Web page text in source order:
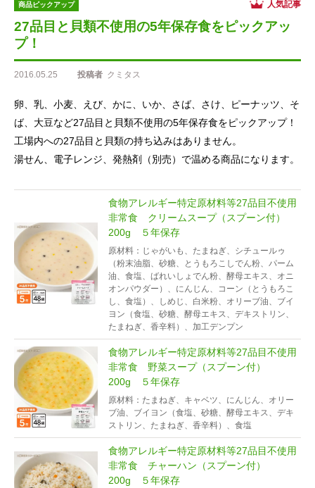
商品ピックアップ 人気記事
27品目と貝類不使用の5年保存食をピックアッ
プ！
2016.05.25 投稿者 クミタス
卵、乳、小麦、えび、かに、いか、さば、さけ、ピーナッツ、そ
ば、大豆など27品目と貝類不使用の5年保存食をピックアップ！
工場内への27品目と貝類の持ち込みはありません。
湯せん、電子レンジ、発熱剤（別売）で温める商品になります。
食物アレルギー特定原材料等27品目不使用
非常食 クリームスープ（スプーン付）
200g ５年保存
原材料：じゃがいも、たまねぎ、シチュールゥ
（粉末油脂、砂糖、とうもろこしでん粉、パーム
油、食塩、ばれいしょでん粉、酵母エキス、オニ
オンパウダー）、にんじん、コーン（とうもろこ
し、食塩）、しめじ、白米粉、オリーブ油、ブイ
ヨン（食塩、砂糖、酵母エキス、デキストリン、
たまねぎ、香辛料）、加工デンプン
食物アレルギー特定原材料等27品目不使用
非常食 野菜スープ（スプーン付）
200g ５年保存
原材料：たまねぎ、キャベツ、にんじん、オリー
ブ油、ブイヨン（食塩、砂糖、酵母エキス、デキ
ストリン、たまねぎ、香辛料）、食塩
食物アレルギー特定原材料等27品目不使用
非常食 チャーハン（スプーン付）
200g ５年保存